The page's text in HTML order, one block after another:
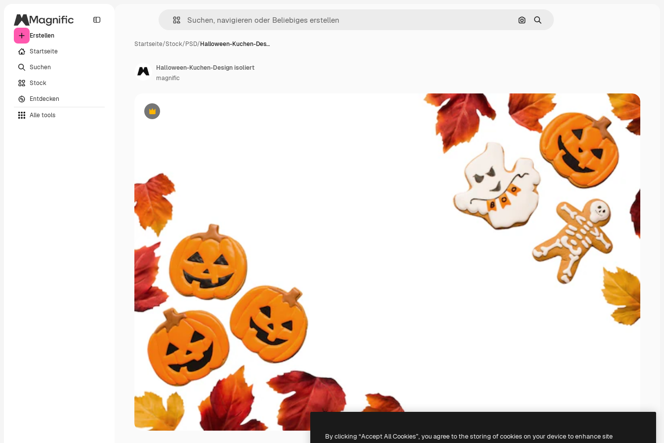
Erstellen
Startseite
Suchen
Stock
Entdecken
Alle tools
Nach Bild suchen
Suchen
Startseite/Stock/PSD/Halloween-Kuchen-Des…
Premium
Halloween-Kuchen-Design isoliert
magnific
By clicking “Accept All Cookies”, you agree to the storing of cookies on your device to enhance site